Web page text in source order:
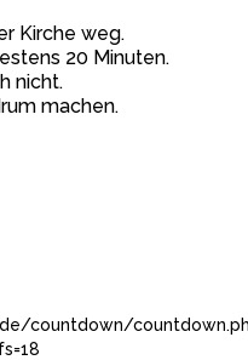
Kirche weg.
20 Minuten.
nicht.
machen.
countdown/